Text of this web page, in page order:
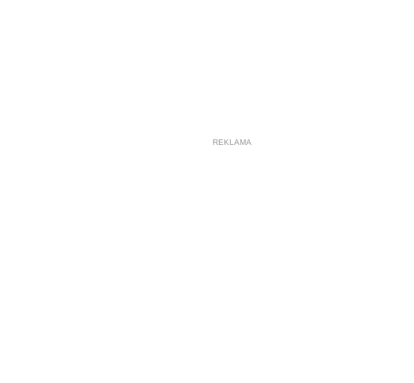
REKLAMA